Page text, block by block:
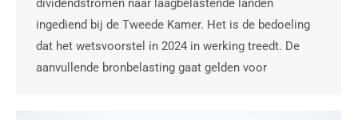
dividendstromen naar laagbelastende landen
ingediend bij de Tweede Kamer. Het is de bedoeling
dat het wetsvoorstel in 2024 in werking treedt. De
aanvullende bronbelasting gaat gelden voor